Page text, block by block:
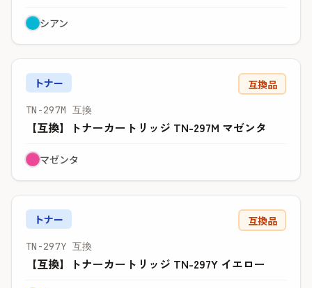
シアン
トナー 互換品
TN-297M 互換
【互換】トナーカートリッジ TN-297M マゼンタ
マゼンタ
トナー 互換品
TN-297Y 互換
【互換】トナーカートリッジ TN-297Y イエロー